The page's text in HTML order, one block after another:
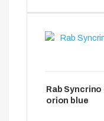
Rab
orion blue